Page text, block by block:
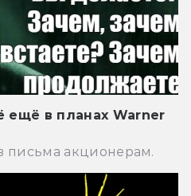
ещё в планах Warner
письма акционерам.